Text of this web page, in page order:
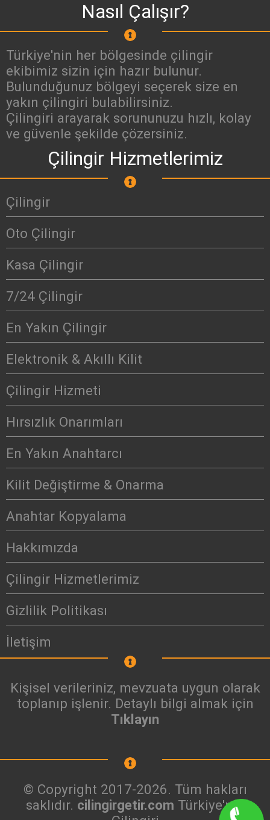
Nasıl Çalışır?
Türkiye'nin her bölgesinde çilingir
ekibimiz sizin için hazır bulunur.
Bulunduğunuz bölgeyi seçerek size en
yakın çilingiri bulabilirsiniz.
Çilingiri arayarak sorununuzu hızlı, kolay
ve güvenle şekilde çözersiniz.
Çilingir Hizmetlerimiz
Çilingir
Oto Çilingir
Kasa Çilingir
7/24 Çilingir
En Yakın Çilingir
Elektronik & Akıllı Kilit
Çilingir Hizmeti
Hırsızlık Onarımları
En Yakın Anahtarcı
Kilit Değiştirme & Onarma
Anahtar Kopyalama
Hakkımızda
Çilingir Hizmetlerimiz
Gizlilik Politikası
İletişim
Kişisel verileriniz, mevzuata uygun olarak
toplanıp işlenir. Detaylı bilgi almak için
Tıklayın
© Copyright 2017-2026. Tüm hakları
saklıdır. cilingirgetir.com Türkiye'nin